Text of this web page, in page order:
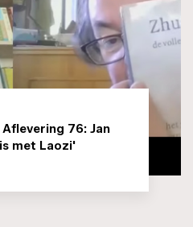
76: Jan
met Laozi'